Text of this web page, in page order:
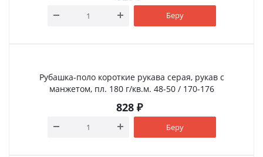
Беру
Рубашка-поло короткие рукава серая, рукав с
манжетом, пл. 180 г/кв.м. 48-50 / 170-176
828 ₽
Беру